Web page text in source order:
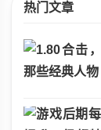
热门文章